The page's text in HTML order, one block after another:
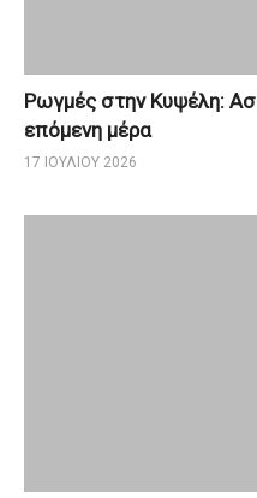
Ρωγμές στην Κυψέλη:
επόμενη μέρα
17 ΙΟΥΛΊΟΥ 2026